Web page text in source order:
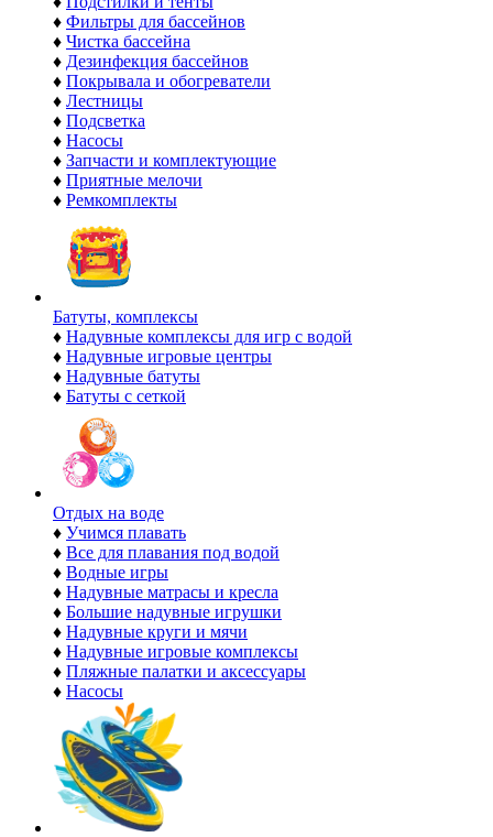
♦ Фильтры для бассейнов
♦ Чистка бассейна
♦ Дезинфекция бассейнов
♦ Покрывала и обогреватели
♦ Лестницы
♦ Подсветка
♦ Насосы
♦ Запчасти и комплектующие
♦ Приятные мелочи
♦ Ремкомплекты
Батуты, комплексы
♦ Надувные комплексы для игр с водой
♦ Надувные игровые центры
♦ Надувные батуты
♦ Батуты с сеткой
Отдых на воде
♦ Учимся плавать
♦ Все для плавания под водой
♦ Водные игры
♦ Надувные матрасы и кресла
♦ Большие надувные игрушки
♦ Надувные круги и мячи
♦ Надувные игровые комплексы
♦ Пляжные палатки и аксессуары
♦ Насосы